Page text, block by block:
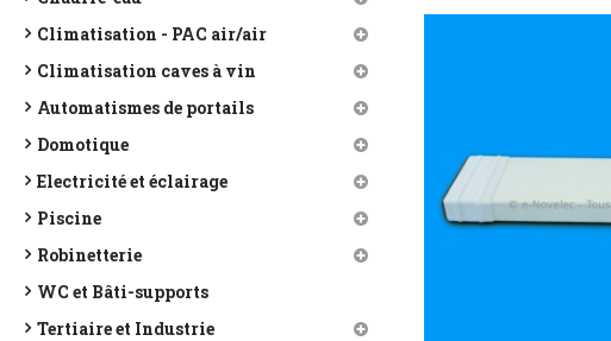
Climatisation - PAC air/air
Climatisation caves à vin
Automatismes de portails
Domotique
Electricité et éclairage
Piscine
Robinetterie
WC et Bâti-supports
Tertiaire et Industrie